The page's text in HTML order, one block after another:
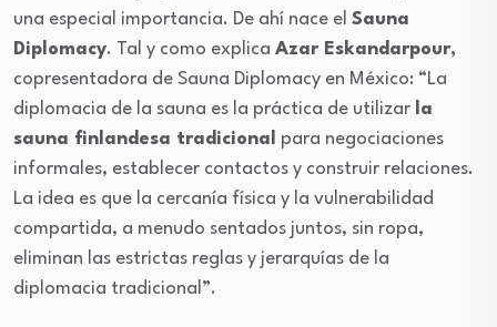
una especial importancia. De ahí nace el Sauna
Diplomacy. Tal y como explica Azar Eskandarpour,
copresentadora de Sauna Diplomacy en México: “La
diplomacia de la sauna es la práctica de utilizar la
sauna finlandesa tradicional
para negociaciones
informales, establecer contactos y construir relaciones.
La idea es que la cercanía física y la vulnerabilidad
compartida, a menudo sentados juntos, sin ropa,
eliminan las estrictas reglas y jerarquías de la
diplomacia tradicional”.